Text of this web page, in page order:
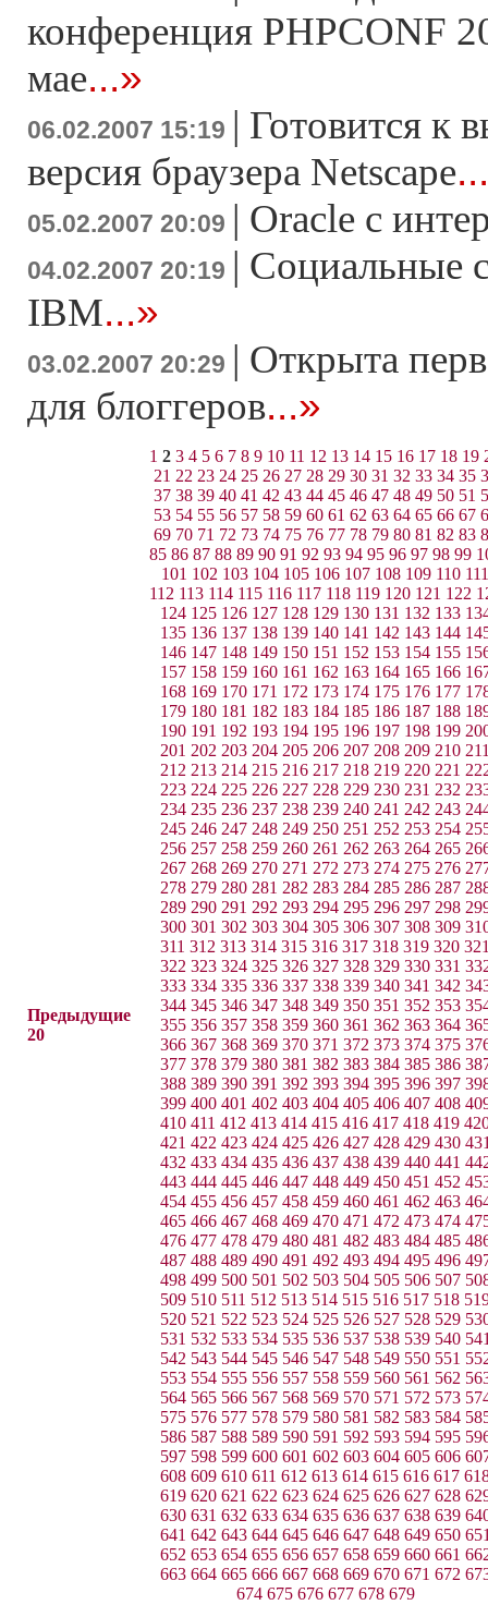
конференция PHPCONF
мае...»
06.02.2007 15:19 | Готовится к
версия браузера Netscape
05.02.2007 20:09 | Oracle с
04.02.2007 20:19 | Социальные
IBM...»
03.02.2007 20:29 | Открыта
для блоггеров...»
Предыдущие
20
1 2 3 4 5 6 7 8 9 10 11 12 13 14 15 16 17 18 19
21 22 23 24 25 26 27 28 29 30 31 32 33 34 35
37 38 39 40 41 42 43 44 45 46 47 48 49 50 51
53 54 55 56 57 58 59 60 61 62 63 64 65 66 67
69 70 71 72 73 74 75 76 77 78 79 80 81 82 83
85 86 87 88 89 90 91 92 93 94 95 96 97 98 99
101 102 103 104 105 106 107 108 109 110 111
112 113 114 115 116 117 118 119 120 121 122
124 125 126 127 128 129 130 131 132 133
135 136 137 138 139 140 141 142 143 144
146 147 148 149 150 151 152 153 154 155
157 158 159 160 161 162 163 164 165 166
168 169 170 171 172 173 174 175 176 177
179 180 181 182 183 184 185 186 187 188
190 191 192 193 194 195 196 197 198 199
201 202 203 204 205 206 207 208 209 210
212 213 214 215 216 217 218 219 220 221
223 224 225 226 227 228 229 230 231 232
234 235 236 237 238 239 240 241 242 243
245 246 247 248 249 250 251 252 253 254
256 257 258 259 260 261 262 263 264 265
267 268 269 270 271 272 273 274 275 276
278 279 280 281 282 283 284 285 286 287
289 290 291 292 293 294 295 296 297 298
300 301 302 303 304 305 306 307 308 309
311 312 313 314 315 316 317 318 319 320
322 323 324 325 326 327 328 329 330 331
333 334 335 336 337 338 339 340 341 342
344 345 346 347 348 349 350 351 352 353
355 356 357 358 359 360 361 362 363 364
366 367 368 369 370 371 372 373 374 375
377 378 379 380 381 382 383 384 385 386
388 389 390 391 392 393 394 395 396 397
399 400 401 402 403 404 405 406 407 408
410 411 412 413 414 415 416 417 418 419
421 422 423 424 425 426 427 428 429 430
432 433 434 435 436 437 438 439 440 441
443 444 445 446 447 448 449 450 451 452
454 455 456 457 458 459 460 461 462 463
465 466 467 468 469 470 471 472 473 474
476 477 478 479 480 481 482 483 484 485
487 488 489 490 491 492 493 494 495 496
498 499 500 501 502 503 504 505 506 507
509 510 511 512 513 514 515 516 517 518
520 521 522 523 524 525 526 527 528 529
531 532 533 534 535 536 537 538 539 540
542 543 544 545 546 547 548 549 550 551
553 554 555 556 557 558 559 560 561 562
564 565 566 567 568 569 570 571 572 573
575 576 577 578 579 580 581 582 583 584
586 587 588 589 590 591 592 593 594 595
597 598 599 600 601 602 603 604 605 606
608 609 610 611 612 613 614 615 616 617
619 620 621 622 623 624 625 626 627 628
630 631 632 633 634 635 636 637 638 639
641 642 643 644 645 646 647 648 649 650
652 653 654 655 656 657 658 659 660 661
663 664 665 666 667 668 669 670 671 672
674 675 676 677 678 679